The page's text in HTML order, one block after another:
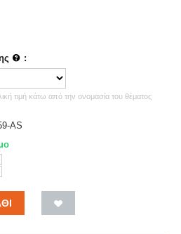
:
τιμή κάτω από την ονομασία του θέματος
AS